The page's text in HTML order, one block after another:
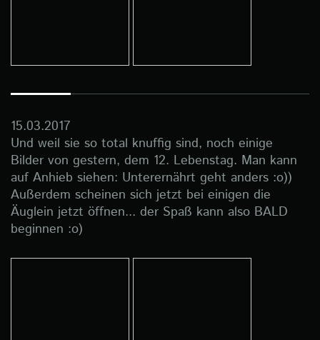
15.03.2017
Und weil sie so total knuffig sind, noch einige
Bilder von gestern, dem 12. Lebenstag. Man kann
auf Anhieb siehen: Unterernährt geht anders :o))
Außerdem scheinen sich jetzt bei einigen die
Äuglein jetzt öffnen... der Spaß kann also BALD
beginnen :o)